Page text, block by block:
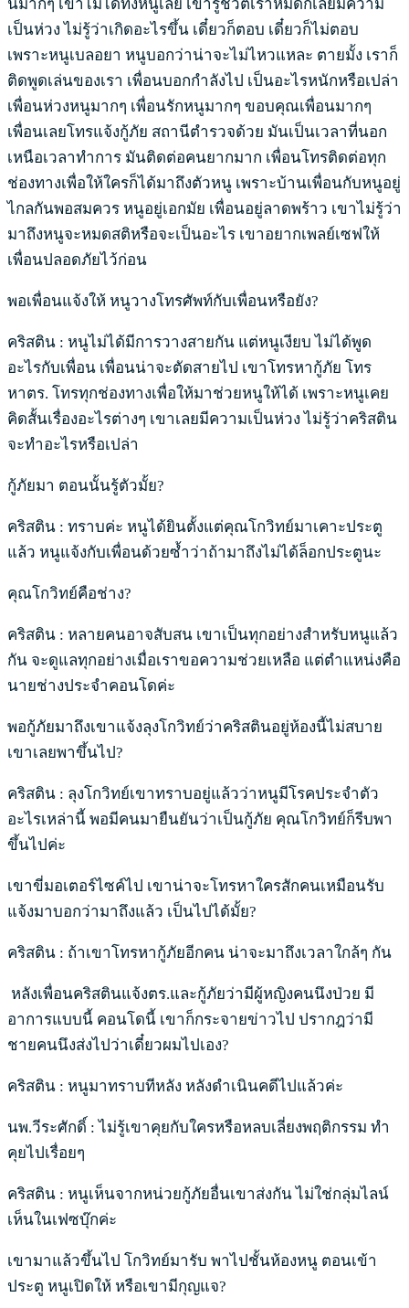
นมากๆ เขาไม่ได้ทิ้งหนูเลย เขารู้ชีวิตเราหมดก็เลยมีความ
เป็นห่วง ไม่รู้ว่าเกิดอะไรขึ้น เดี๋ยวก็ตอบ เดี๋ยวก็ไม่ตอบ
เพราะหนูเบลอยา หนูบอกว่าน่าจะไม่ไหวแหละ ตายมั้ง เราก็
ติดพูดเล่นของเรา เพื่อนบอกกำลังไป เป็นอะไรหนักหรือเปล่า
เพื่อนห่วงหนูมากๆ เพื่อนรักหนูมากๆ ขอบคุณเพื่อนมากๆ
เพื่อนเลยโทรแจ้งกู้ภัย สถานีตำรวจด้วย มันเป็นเวลาที่นอก
เหนือเวลาทำการ มันติดต่อคนยากมาก เพื่อนโทรติดต่อทุก
ช่องทางเพื่อให้ใครก็ได้มาถึงตัวหนู เพราะบ้านเพื่อนกับหนูอยู่
ไกลกันพอสมควร หนูอยู่เอกมัย เพื่อนอยู่ลาดพร้าว เขาไม่รู้ว่า
มาถึงหนูจะหมดสติหรือจะเป็นอะไร เขาอยากเพลย์เซฟให้
เพื่อนปลอดภัยไว้ก่อน
พอเพื่อนแจ้งให้ หนูวางโทรศัพท์กับเพื่อนหรือยัง?
คริสติน : หนูไม่ได้มีการวางสายกัน แต่หนูเงียบ ไม่ได้พูด
อะไรกับเพื่อน เพื่อนน่าจะตัดสายไป เขาโทรหากู้ภัย โทร
หาตร. โทรทุกช่องทางเพื่อให้มาช่วยหนูให้ได้ เพราะหนูเคย
คิดสั้นเรื่องอะไรต่างๆ เขาเลยมีความเป็นห่วง ไม่รู้ว่าคริสติน
จะทำอะไรหรือเปล่า
กู้ภัยมา ตอนนั้นรู้ตัวมั้ย?
คริสติน : ทราบค่ะ หนูได้ยินตั้งแต่คุณโกวิทย์มาเคาะประตู
แล้ว หนูแจ้งกับเพื่อนด้วยซ้ำว่าถ้ามาถึงไม่ได้ล็อกประตูนะ
คุณโกวิทย์คือช่าง?
คริสติน : หลายคนอาจสับสน เขาเป็นทุกอย่างสำหรับหนูแล้ว
กัน จะดูแลทุกอย่างเมื่อเราขอความช่วยเหลือ แต่ตำแหน่งคือ
นายช่างประจำคอนโดค่ะ
พอกู้ภัยมาถึงเขาแจ้งลุงโกวิทย์ว่าคริสตินอยู่ห้องนี้ไม่สบาย
เขาเลยพาขึ้นไป?
คริสติน : ลุงโกวิทย์เขาทราบอยู่แล้วว่าหนูมีโรคประจำตัว
อะไรเหล่านี้ พอมีคนมายืนยันว่าเป็นกู้ภัย คุณโกวิทย์ก็รีบพา
ขึ้นไปค่ะ
เขาขี่มอเตอร์ไซค์ไป เขาน่าจะโทรหาใครสักคนเหมือนรับ
แจ้งมาบอกว่ามาถึงแล้ว เป็นไปได้มั้ย?
คริสติน : ถ้าเขาโทรหากู้ภัยอีกคน น่าจะมาถึงเวลาใกล้ๆ กัน
หลังเพื่อนคริสตินแจ้งตร.และกู้ภัยว่ามีผู้หญิงคนนึงป่วย มี
อาการแบบนี้ คอนโดนี้ เขาก็กระจายข่าวไป ปรากฎว่ามี
ชายคนนึงส่งไปว่าเดี๋ยวผมไปเอง?
คริสติน : หนูมาทราบทีหลัง หลังดำเนินคดีไปแล้วค่ะ
นพ.วีระศักดิ์ : ไม่รู้เขาคุยกับใครหรือหลบเลี่ยงพฤติกรรม ทำ
คุยไปเรื่อยๆ
คริสติน : หนูเห็นจากหน่วยกู้ภัยอื่นเขาส่งกัน ไม่ใช่กลุ่มไลน์
เห็นในเฟซบุ๊กค่ะ
เขามาแล้วขึ้นไป โกวิทย์มารับ พาไปชั้นห้องหนู ตอนเข้า
ประตู หนูเปิดให้ หรือเขามีกุญแจ?